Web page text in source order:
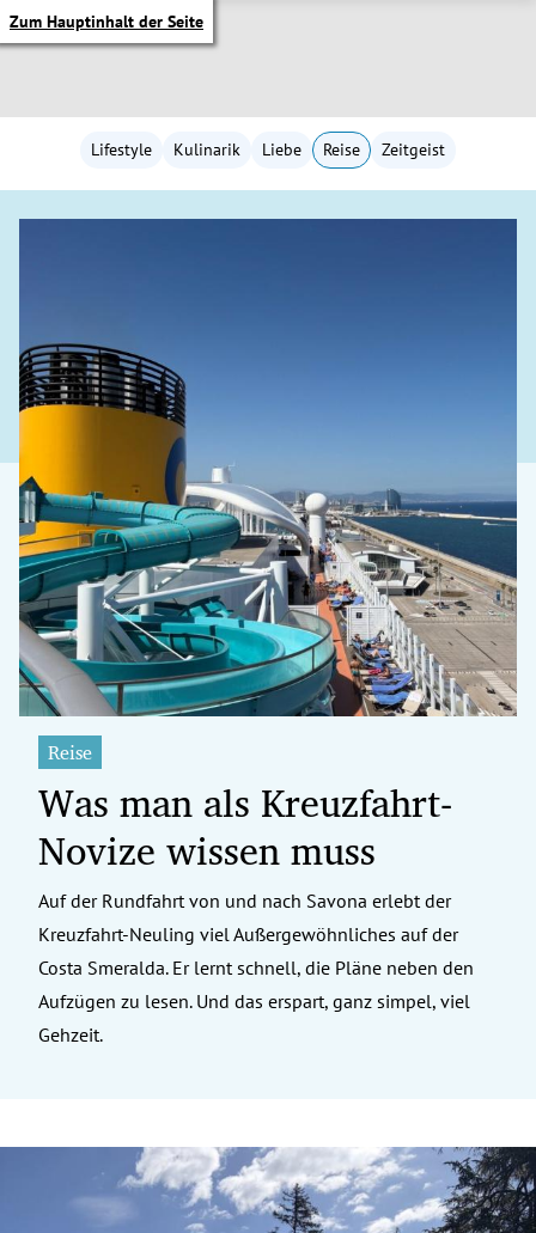
Zum Hauptinhalt der Seite
Untermenü
Untermenü
Untermenü
Untermenü
Untermenü
Untermenü
Untermenü
Untermenü
Untermenü
Untermenü
Lifestyle Kulinarik Liebe Reise Zeitgeist
Reise
Was man als Kreuzfahrt-
Novize wissen muss
Auf der Rundfahrt von und nach Savona erlebt der
Kreuzfahrt-Neuling viel Außergewöhnliches auf der
Costa Smeralda. Er lernt schnell, die Pläne neben den
Aufzügen zu lesen. Und das erspart, ganz simpel, viel
Gehzeit.